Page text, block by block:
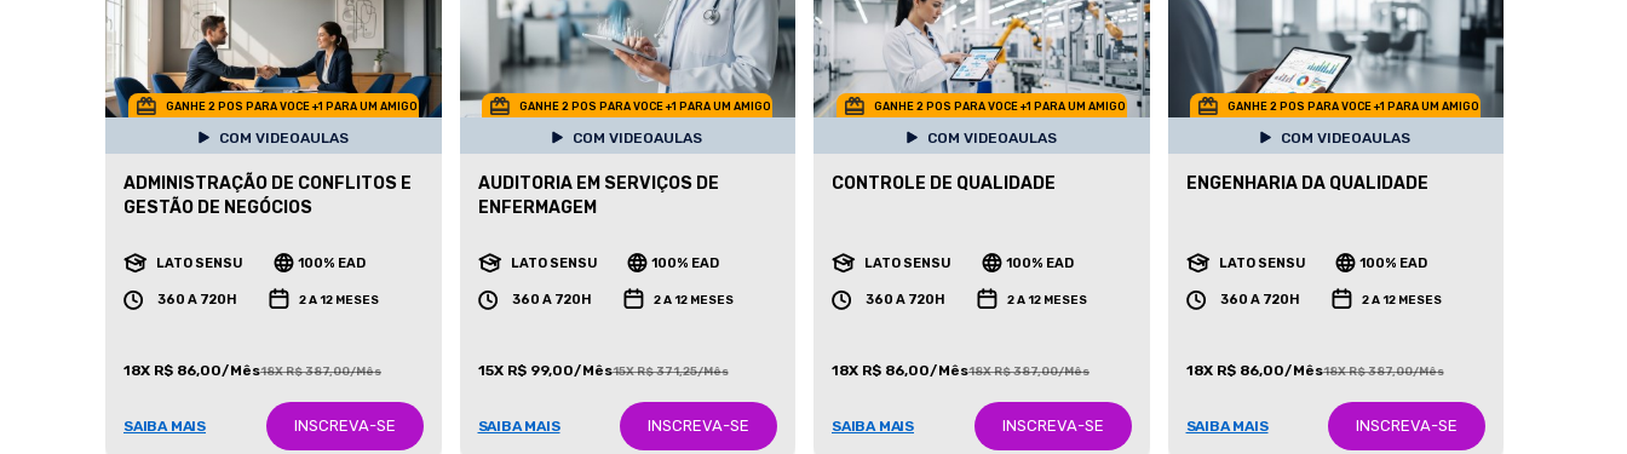
GANHE 2 POS PARA VOCE +1 PARA UM AMIGO
COM VIDEOAULAS
ADMINISTRAÇÃO DE CONFLITOS E
GESTÃO DE NEGÓCIOS
LATO SENSU 100% EAD
360 A 720H 2 A 12 MESES
18X R$ 86,00/Mês18X R$ 387,00/Mês
SAIBA MAIS INSCREVA-SE
GANHE 2 POS PARA VOCE +1 PARA UM AMIGO
COM VIDEOAULAS
AUDITORIA EM SERVIÇOS DE
ENFERMAGEM
LATO SENSU 100% EAD
360 A 720H 2 A 12 MESES
15X R$ 99,00/Mês15X R$ 371,25/Mês
SAIBA MAIS INSCREVA-SE
GANHE 2 POS PARA VOCE +1 PARA UM AMIGO
COM VIDEOAULAS
CONTROLE DE QUALIDADE
LATO SENSU 100% EAD
360 A 720H 2 A 12 MESES
18X R$ 86,00/Mês18X R$ 387,00/Mês
SAIBA MAIS INSCREVA-SE
GANHE 2 POS PARA VOCE +1 PARA UM AMIGO
COM VIDEOAULAS
ENGENHARIA DA QUALIDADE
LATO SENSU 100% EAD
360 A 720H 2 A 12 MESES
18X R$ 86,00/Mês18X R$ 387,00/Mês
SAIBA MAIS INSCREVA-SE